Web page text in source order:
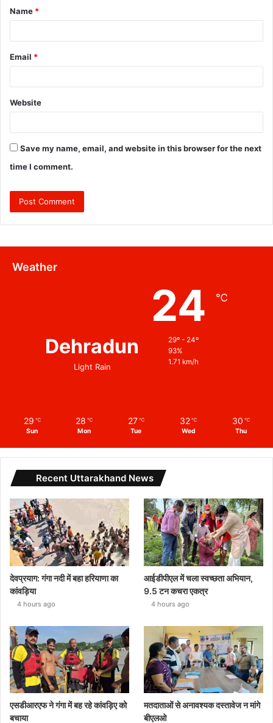
*
Name *
Email *
Website
Save my name, email, and website in this browser for the next
time I comment.
Weather
Dehradun
Light Rain
24 ℃
29º - 24º
93%
1.71 km/h
29 ℃
Sun
28 ℃
Mon
27 ℃
Tue
32 ℃
Wed
30 ℃
Thu
Recent Uttarakhand News
देवप्रयाग: गंगा नदी में बहा हरियाणा का
कांवड़िया
4 hours ago
आईडीपीएल में चला स्वच्छता अभियान,
9.5 टन कचरा एकत्र
4 hours ago
एसडीआरएफ ने गंगा में बह रहे कांवड़िए को
बचाया
मतदाताओं से अनावश्यक दस्तावेज न मांगे
बीएलओ